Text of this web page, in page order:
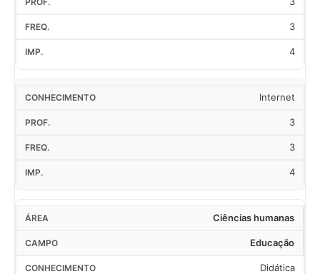
3
4
Internet
3
3
4
Ciências humanas
Educação
Didática